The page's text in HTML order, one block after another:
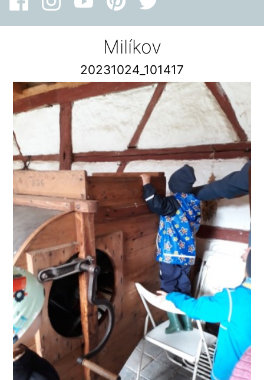
Milíkov
20231024_101417